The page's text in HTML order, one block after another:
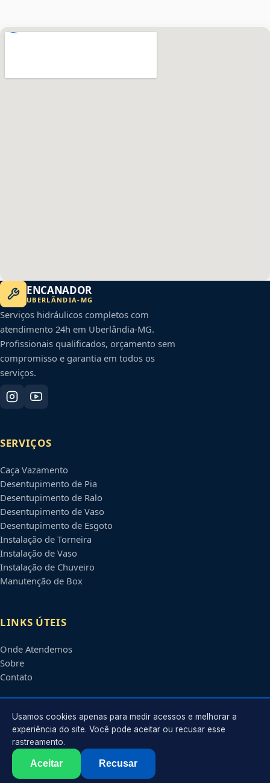
ENCANADOR
UBERLÂNDIA- MG
Serviços hidráulicos completos com
atendimento 24h em Uberlândia-MG.
Profissionais qualificados, orçamento sem
compromisso e garantia em todos os
serviços.
SERVIÇOS
Caça Vazamento
Desentupimento de Pia
Desentupimento de Ralo
Desentupimento de Vaso
Desentupimento de Esgoto
Instalação de Torneira
Instalação de Vaso
Instalação de Chuveiro
Manutenção de Box
LINKS ÚTEIS
Onde Atendemos
Sobre
Contato
CONTATO
Atendimento em
contato@encanadoremuberlandia.com.br
2026 Encanador emUberlândia
. Todos os direitos reservados.
Usamos cookies apenas para medir acessos e melhorar a
experiência do site. Você pode aceitar ou recusar esse
rastreamento.
Aceitar Recusar